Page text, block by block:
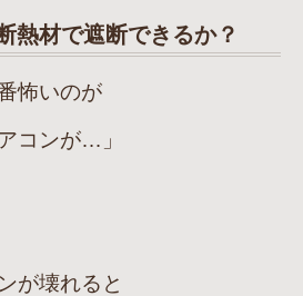
熱材で遮断できるか？
怖いのが
コンが…」
が壊れると